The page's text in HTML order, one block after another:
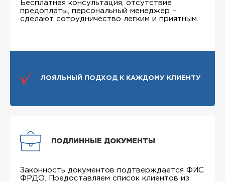
Бесплатная консультация, отсутствие
предоплаты, персональный менеджер –
сделают сотрудничество легким и приятным.
ЛОЯЛЬНЫЙ ПОДХОД К КАЖДОМУ КЛИЕНТУ
ПОДЛИННЫЕ ДОКУМЕНТЫ
Законность документов подтверждается ФИС
ФРДО. Предоставляем список клиентов из